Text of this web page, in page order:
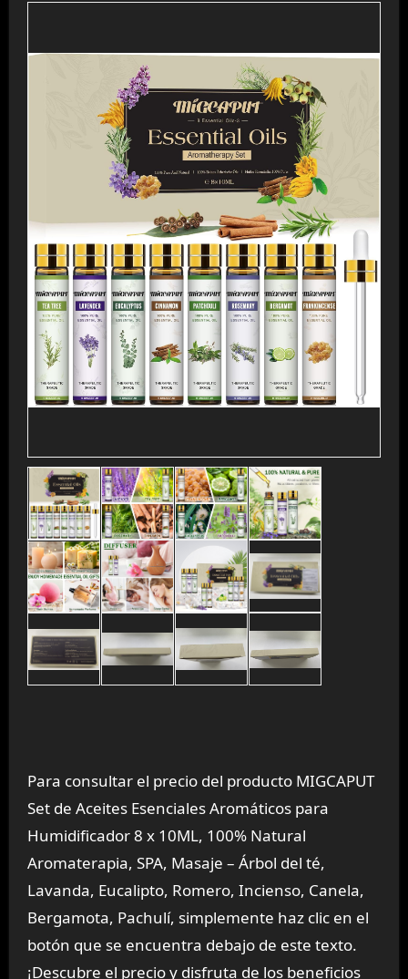
Para consultar el precio del producto MIGCAPUT
Set de Aceites Esenciales Aromáticos para
Humidificador 8 x 10ML, 100% Natural
Aromaterapia, SPA, Masaje – Árbol del té,
Lavanda, Eucalipto, Romero, Incienso, Canela,
Bergamota, Pachulí, simplemente haz clic en el
botón que se encuentra debajo de este texto.
¡Descubre el precio y disfruta de los beneficios